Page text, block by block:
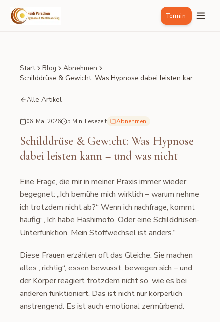
Termin
Start Blog
Abnehmen
Schilddrüse & Gewicht: Was Hypnose dabei leisten kann
Alle Artikel
06. Mai 2026 5 Min. Lesezeit Abnehmen
Schilddrüse & Gewicht: Was Hypnose
dabei leisten kann – und was nicht
Eine Frage, die mir in meiner Praxis immer wieder
begegnet: „Ich bemühe mich wirklich – warum nehme
ich trotzdem nicht ab?“ Wenn ich nachfrage, kommt
häufig: „Ich habe Hashimoto. Oder eine Schilddrüsen-
Unterfunktion. Mein Stoffwechsel ist anders.“
Diese Frauen erzählen oft das Gleiche: Sie machen
alles „richtig“, essen bewusst, bewegen sich – und
der Körper reagiert trotzdem nicht so, wie es bei
anderen funktioniert. Das ist nicht nur körperlich
anstrengend. Es ist auch emotional zermürbend.